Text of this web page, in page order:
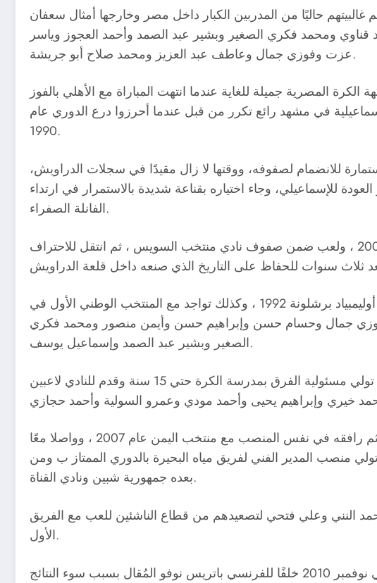
للإسماعيلي بعد غياب دام 23 عامًا برفقة جيل عظيم غالبيتهم حاليًا من المدربين الكبار داخل مصر وخارجها أمثال سعفان
ومحمد فكري الصغير وبشير عبد الصمد وأحمد العجوز وياسر
عزت وفوزي جمال وعاطف عبد العزيز ومحمد صلاح أبو جريشة.
عام 1997 تحت قيادة علي أبو جريشة فاكهة الكرة المصرية جميلة للغاية عندما انتهت المباراة مع الأهلي بالفوز
في مشهد رائع تكرر من قبل عندما أحرزوا درع الدوري عام
1990.
وعدم إلمامه لقواعد الاحتراف وقع حمزة الجمل للأهلي موسم 1992–1993 على استمارة للانضمام لصفوفه، ووقتها لا زال مقيدًا في سجلات الدراويش،
للإسماعيلي، وجاء اختياره بقناعة شديدة بالاستمرار في ارتداء
الفانلة الصفراء.
ولم يختتم حياته الكروية بالإسماعيلي ففضل الرحيل عن الإسماعيلي عندما تم إحلال وتجديد الفريق عام 2000 ، ولعب ضمن صفوف نادي منتخب السويس ، ثم انتقل للاحتراف
و يعتبر حمزة الجمل لاعب دولي بقميص منتخب مصر منذ بدايته، حيث شارك مع المنتخب الأولمبي في أوليمبياد برشلونة 1992 ، وكذلك تواجد مع المنتخب الوطني الأول في
وأشرف قاسم وهاني رمزي وفوزي جمال وحسام حسن وإبراهيم حسن وأيمن منصور ومحمد فكري
الصغير وبشير عبد الصمد وإسماعيل يوسف.
عقب اعتزال كرة القدم اتجه الجمل للتدريب في قطاع الناشئين بالإسماعيلي عام 2003 ، وتدرج في تولي مسئولية الفرق بمدرسة الكرة حتي 15 سنة وقدم للنادي لاعبين
وعمل مساعدًا للكابتن محسن صالح الذي تولى القيادة الفنية لمنتخب ليبيا عام 2006 لمدة 6 أشهر، ثم رافقه في نفس المنصب مع منتخب اليمن عام 2007 ، وواصلا معًا
بطولة كأس الخليج.وتولى تدريب الإسماعيلي مع الكابتن إسماعيل حفني عام 2009. ثم تولي منصب المدير الفني لفريق مياه البحيرة بالدوري الممتاز ب ومن
بعده جمهورية شبين ونادي القناة.
النني وعلي فتحي لتصعيدهم من قطاع الناشئين للعب مع الفريق
الأول.